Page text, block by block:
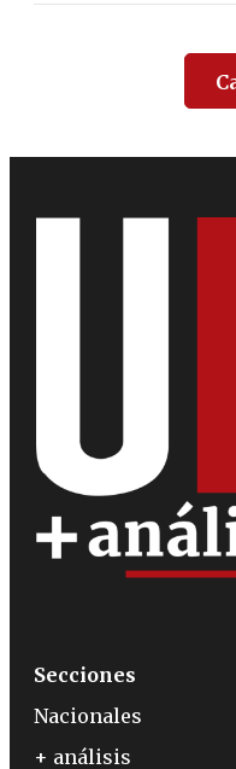
Secciones
Nacionales
+ análisis